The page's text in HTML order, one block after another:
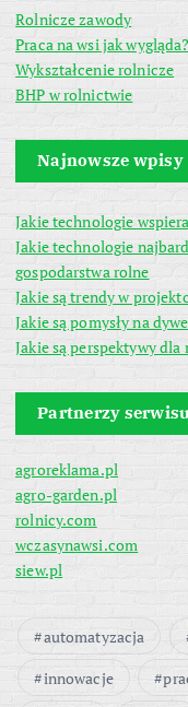
Rolnicze zawody
Praca na wsi jak wygląda?
Wykształcenie rolnicze
BHP w rolnictwie
Najnowsze wpisy
Jakie technologie
Jakie technologie
gospodarstwa rolne
Jakie są trendy w
Jakie są pomysły na
Jakie są perspektywy
Partnerzy
agroreklama.pl
agro-garden.pl
rolnicy.com
wczasynawsi.com
siew.pl
automatyzacja
innowacje